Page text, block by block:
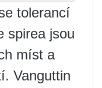
tolerancí
spirea jsou
míst a
Vanguttin